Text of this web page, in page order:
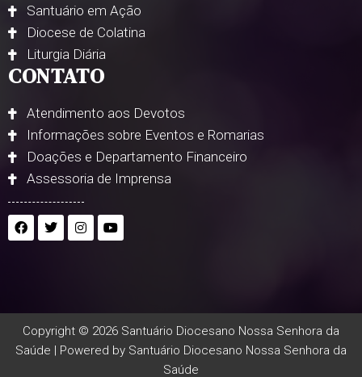
Santuário em Ação
Diocese de Colatina
Liturgia Diária
CONTATO
Atendimento aos Devotos
Informações sobre Eventos e Romarias
Doações e Departamento Financeiro
Assessoria de Imprensa
Copyright © 2026 Santuário Diocesano Nossa Senhora da
Saúde | Powered by Santuário Diocesano Nossa Senhora da
Saúde